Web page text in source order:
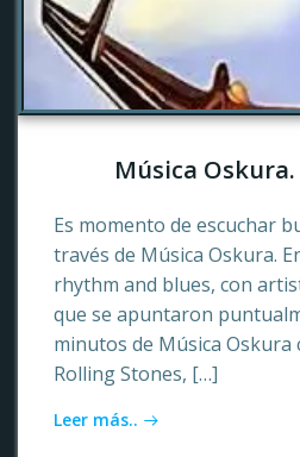
Música
Es momento de escuchar
través de Música Oskura.
rhythm and blues, con
que se apuntaron
minutos de Música
Rolling Stones, […]
Leer más..